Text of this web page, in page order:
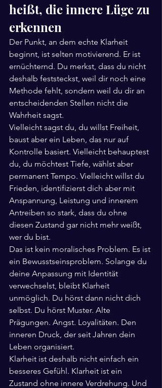
heißt, die innere Lüge zu
erkennen
Der Punkt, an dem echte Klarheit
beginnt, ist selten motivierend. Er ist
ernüchternd. Du merkst, dass du nicht
deshalb feststeckst, weil dir noch eine
Methode fehlt, sondern weil du dir an
entscheidenden Stellen nicht die
Wahrheit sagst.
Vielleicht sagst du, du willst Freiheit,
baust aber ein Leben, das nur auf
Kontrolle basiert. Vielleicht behauptest
du, du möchtest Tiefe, wählst aber
permanent Tempo. Vielleicht willst du
Frieden, identifizierst dich aber mit
Anspannung, Leistung und innerem
Antreiben so stark, dass du ohne
diesen Zustand gar nicht mehr weißt,
wer du bist.
Das ist kein moralisches Problem. Es ist
ein Bewusstseinsproblem. Solange du
deine Anpassung mit Identität
verwechselst, bleibt Klarheit
unmöglich. Du hörst dann nicht dich
selbst. Du hörst Muster. Alte
Prägungen. Angst. Loyalitäten. Den
inneren Druck, der seit Jahren dein
Leben organisiert.
Klarheit ist deshalb nicht einfach ein
besseres Gefühl. Klarheit ist ein
Zustand ohne innere Verdrehung. Und